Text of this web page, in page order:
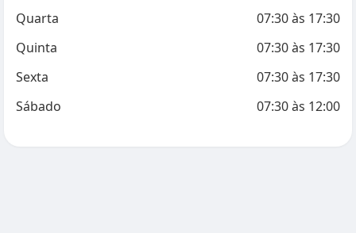
Quarta
07:30às 17:30
Quinta
07:30às 17:30
Sexta
07:30às 17:30
Sábado
07:30às 12:00